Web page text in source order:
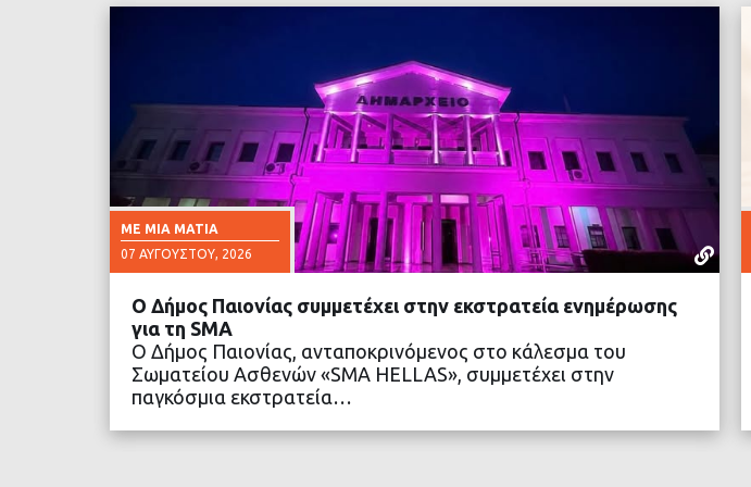
ΜΕ ΜΙΑ ΜΑΤΙΆ
07 ΑΥΓΟΎΣΤΟΥ, 2026
ΔΙΑΒΑΣΤΕ ΠΕΡΙΣΣΟΤΕΡΑ
Ο Δήμος Παιονίας συμμετέχει στην εκστρατεία ενημέρωσης
για τη SMA
Ο Δήμος Παιονίας, ανταποκρινόμενος στο κάλεσμα του
Σωματείου Ασθενών «SMA HELLAS», συμμετέχει στην
παγκόσμια εκστρατεία…